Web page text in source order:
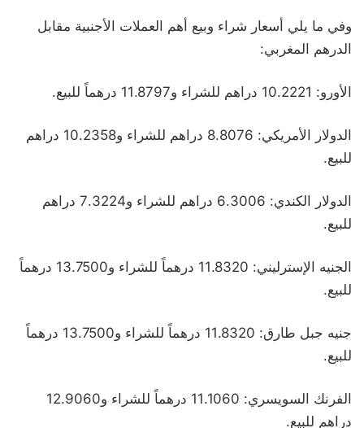
وفي ما يلي أسعار شراء وبيع أهم العملات الأجنبية مقابل
الدرهم المغربي:
الأورو: 10.2221 دراهم للشراء و11.8797 درهماً للبيع.
الدولار الأمريكي: 8.8076 دراهم للشراء و10.2358 دراهم
للبيع.
الدولار الكندي: 6.3006 دراهم للشراء و7.3224 دراهم
للبيع.
الجنيه الإسترليني: 11.8320 درهماً للشراء و13.7500 درهماً
للبيع.
جنيه جبل طارق: 11.8320 درهماً للشراء و13.7500 درهماً
للبيع.
الفرنك السويسري: 11.1060 درهماً للشراء و12.9060
دراهم للبيع.